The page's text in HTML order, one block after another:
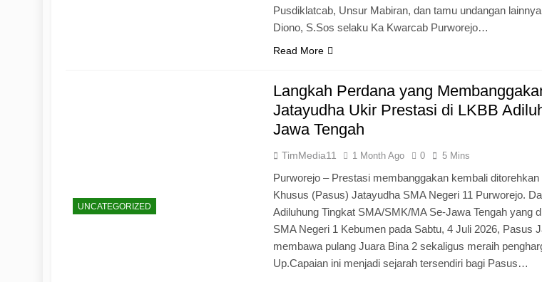
Pusdiklatcab, Unsur Mabiran, dan tamu undangan
Diono, S.Sos selaku Ka Kwarcab Purworejo…
Read More
UNCATEGORIZED
Langkah Perdana yang
Jatayudha Ukir Prestasi di LKBB
Jawa Tengah
TimMedia11 1 Month Ago 0 5 Mins
Purworejo – Prestasi membanggakan kembali
Khusus (Pasus) Jatayudha SMA Negeri 11 Purworejo.
Adiluhung Tingkat SMA/SMK/MA Se-Jawa Tengah yang
SMA Negeri 1 Kebumen pada Sabtu, 4 Juli 2026, Pasus
membawa pulang Juara Bina 2 sekaligus meraih
Up.Capaian ini menjadi sejarah tersendiri bagi Pasus…